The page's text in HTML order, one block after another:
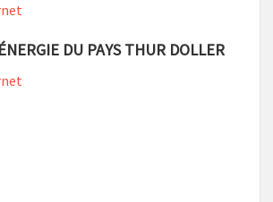
DU PAYS THUR DOLLER